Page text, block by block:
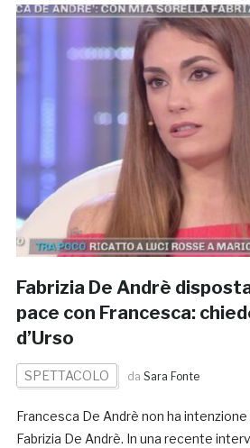
Fabrizia De Andrè
pace con Francesca:
d’Urso
SPETTACOLO da Sara Fonte
Francesca De Andrè non ha
Fabrizia De Andrè. In una recente